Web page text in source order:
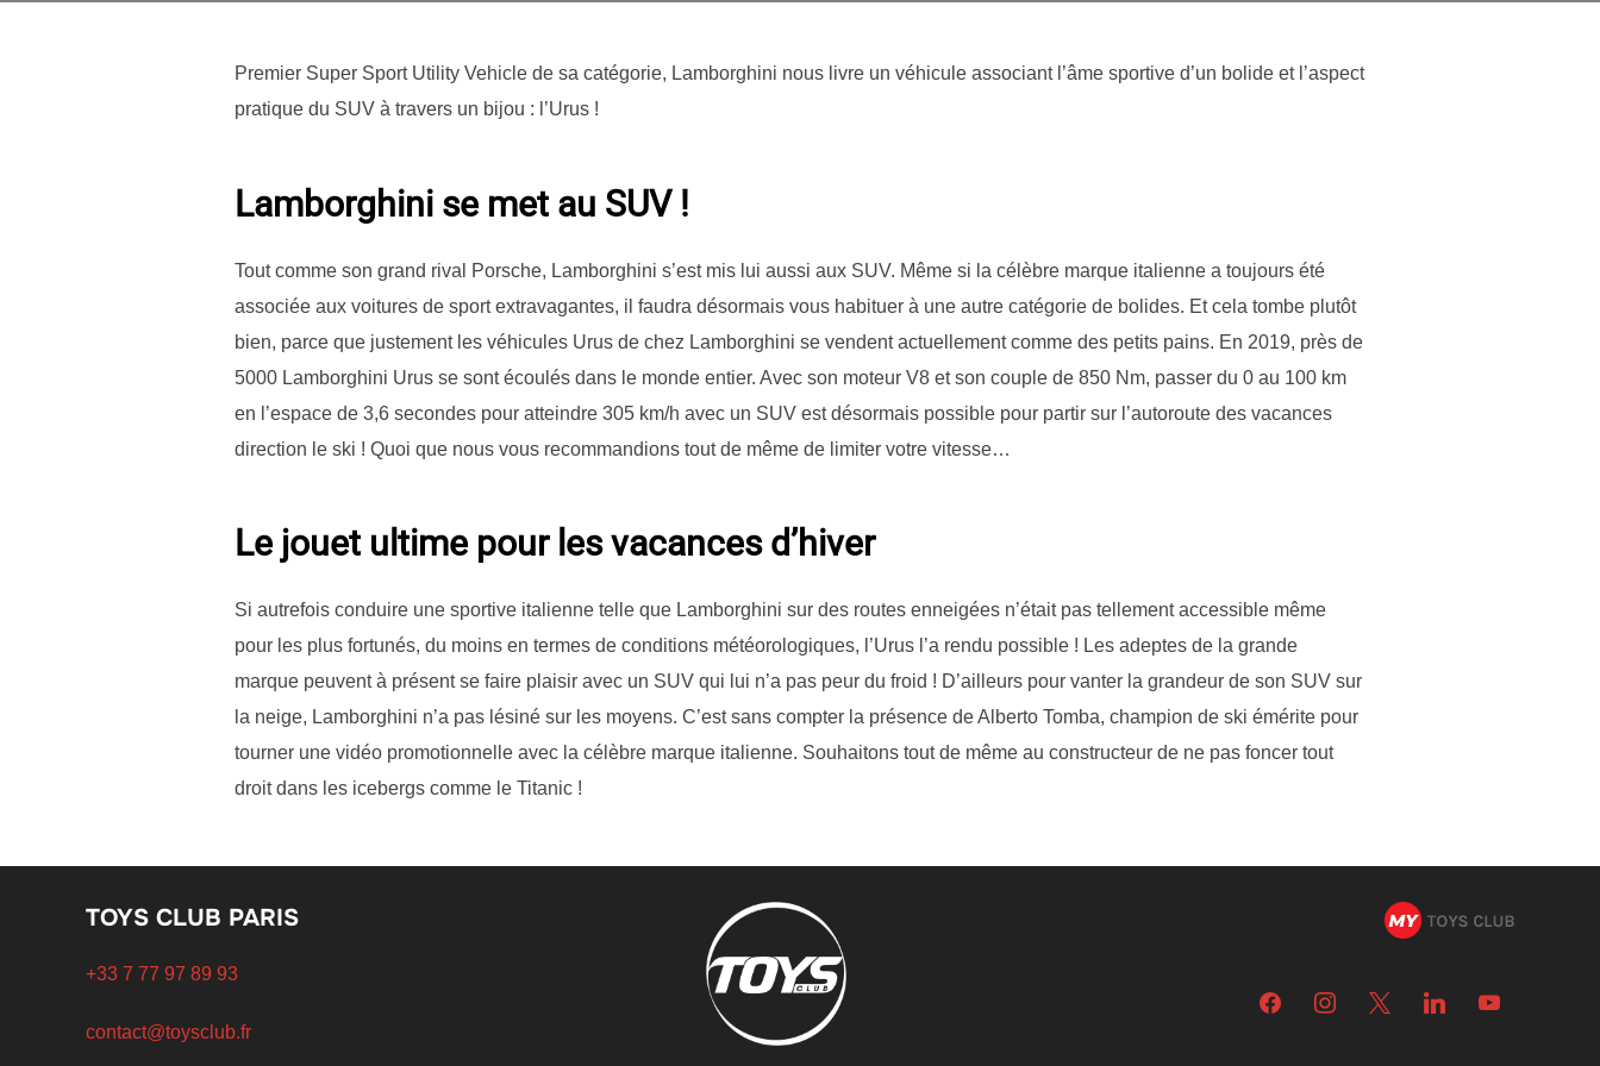
Premier Super Sport Utility Vehicle de sa catégorie, Lamborghini nous livre un véhicule associant l’âme sportive d’un bolide et l’aspect
pratique du SUV à travers un bijou : l’Urus !
Lamborghini se met au SUV !
Tout comme son grand rival Porsche, Lamborghini s’est mis lui aussi aux SUV. Même si la célèbre marque italienne a toujours été
associée aux voitures de sport extravagantes, il faudra désormais vous habituer à une autre catégorie de bolides. Et cela tombe plutôt
bien, parce que justement les véhicules Urus de chez Lamborghini se vendent actuellement comme des petits pains. En 2019, près de
5000 Lamborghini Urus se sont écoulés dans le monde entier. Avec son moteur V8 et son couple de 850 Nm, passer du 0 au 100 km
en l’espace de 3,6 secondes pour atteindre 305 km/h avec un SUV est désormais possible pour partir sur l’autoroute des vacances
direction le ski ! Quoi que nous vous recommandions tout de même de limiter votre vitesse…
Le jouet ultime pour les vacances d’hiver
Si autrefois conduire une sportive italienne telle que Lamborghini sur des routes enneigées n’était pas tellement accessible même
pour les plus fortunés, du moins en termes de conditions météorologiques, l’Urus l’a rendu possible ! Les adeptes de la grande
marque peuvent à présent se faire plaisir avec un SUV qui lui n’a pas peur du froid ! D’ailleurs pour vanter la grandeur de son SUV sur
la neige, Lamborghini n’a pas lésiné sur les moyens. C’est sans compter la présence de Alberto Tomba, champion de ski émérite pour
tourner une vidéo promotionnelle avec la célèbre marque italienne. Souhaitons tout de même au constructeur de ne pas foncer tout
droit dans les icebergs comme le Titanic !
TOYS CLUB PARIS
+33 7 77 97 89 93
contact@toysclub.fr
facebookinstagram linkedinyoutube